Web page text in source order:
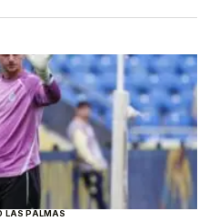
LAS PALMAS